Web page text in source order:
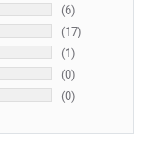
(6)
(17)
(1)
(0)
(0)